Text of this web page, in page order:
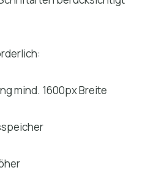
mind. 1600px Breite